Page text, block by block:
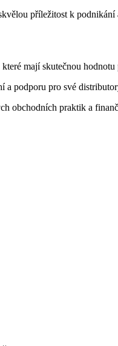
příležitost k​
mají skutečnou hodnotu
a podporu ​pro své
obchodních praktik a‍